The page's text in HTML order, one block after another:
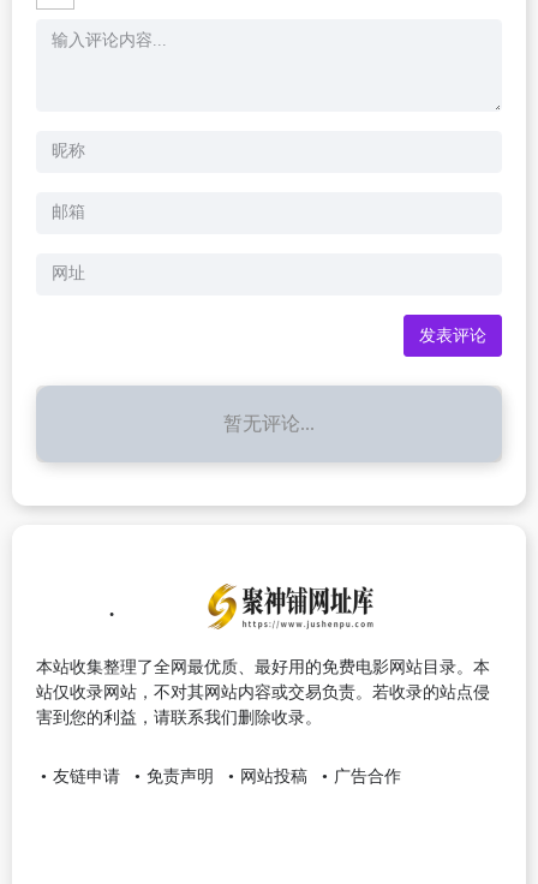
暂无评论...
本站收集整理了全网最优质、最好用的免费电影网站目录。本
站仅收录网站，不对其网站内容或交易负责。若收录的站点侵
害到您的利益，请联系我们删除收录。
友链申请 免责声明 网站投稿 广告合作